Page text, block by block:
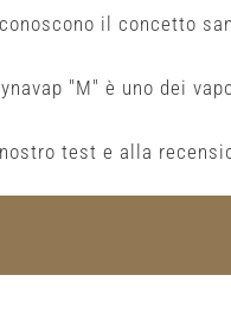
il concetto
"M" è uno dei
test e alla